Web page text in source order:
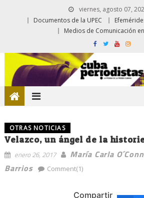
viernes, agosto 07,
Documentos de la UPEC
Medios de Comunicación
OTRAS NOTICIAS
Velazco, un ángel de la
enero 26, 2017
María Carla
Barrios
Comment(1)
Compartir